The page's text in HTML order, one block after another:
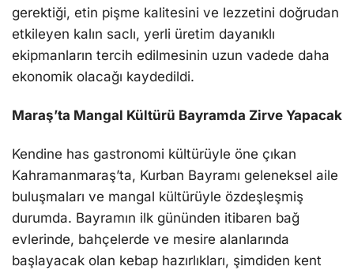
gerektiği, etin pişme kalitesini ve lezzetini doğrudan
etkileyen kalın saclı, yerli üretim dayanıklı
ekipmanların tercih edilmesinin uzun vadede daha
ekonomik olacağı kaydedildi.
Maraş’ta Mangal Kültürü Bayramda Zirve Yapacak
Kendine has gastronomi kültürüyle öne çıkan
Kahramanmaraş’ta, Kurban Bayramı geleneksel aile
buluşmaları ve mangal kültürüyle özdeşleşmiş
durumda. Bayramın ilk gününden itibaren bağ
evlerinde, bahçelerde ve mesire alanlarında
başlayacak olan kebap hazırlıkları, şimdiden kent